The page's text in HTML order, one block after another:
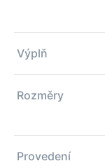
Výplň
Rozměry
Provedení